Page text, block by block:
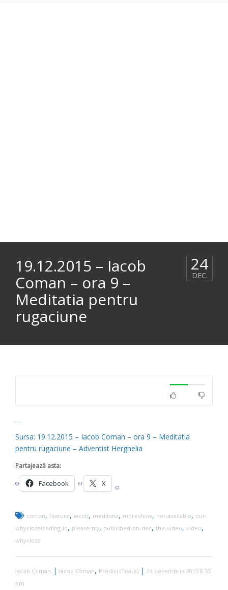
19.12.2015 – Iacob
Coman – ora 9 –
Meditatia pentru
rugaciune
24
DEC.
…
Sursa: 19.12.2015 – Iacob Coman – ora 9 – Meditatia
pentru rugaciune – Adventist Herghelia
Partajează asta:
Facebook X
coman, feature, iacob, meditatia, moreshow, not-available, out-
whycloseloading-lo, please-try, published-on-dec, the-video, video,
whyclose
Iacob Coman | Iacob Coman, Predici (Toate) | 24 decembrie 2015 8:55
pm